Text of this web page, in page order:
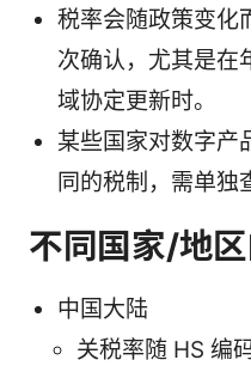
税率会随政策变化
次确认，尤其是在
域协定更新时。
某些国家对数字产
同的税制，需单独
不同国家/地
中国大陆
关税率随 HS 编